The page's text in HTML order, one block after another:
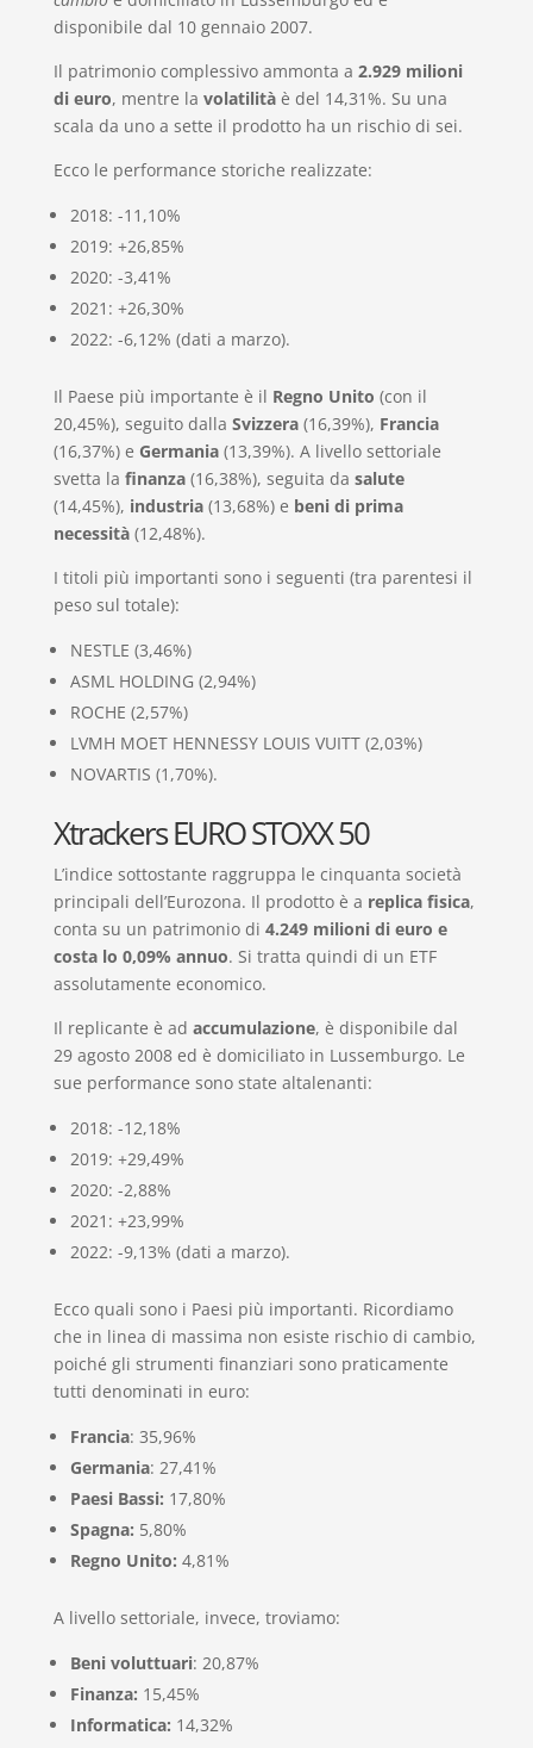
disponibile dal 10 gennaio 2007.
Il patrimonio complessivo ammonta a 2.929 milioni
di euro, mentre la volatilitàè del 14,31%. Su una
scala da uno a sette il prodotto ha un rischio di sei.
Ecco le performance storiche realizzate:
2018: -11,10%
2019: +26,85%
2020: -3,41%
2021: +26,30%
2022: -6,12% (dati a marzo).
Il Paese più importante è il Regno Unito (con il
20,45%), seguito dalla Svizzera(16,39%), Francia
(16,37%) e Germania(13,39%). A livello settoriale
svetta la finanza(16,38%), seguita da salute
(14,45%), industria(13,68%) e beni di prima
necessità(12,48%).
I titoli più importanti sono i seguenti (tra parentesi il
peso sul totale):
NESTLE (3,46%)
ASML HOLDING (2,94%)
ROCHE (2,57%)
LVMH MOET HENNESSY LOUIS VUITT (2,03%)
NOVARTIS (1,70%).
Xtrackers EURO STOXX 50
L’indice sottostante raggruppa le cinquanta società
principali dell’Eurozona. Il prodotto è a replica fisica,
conta su un patrimonio di 4.249 milioni di euro e
costa lo 0,09% annuo. Si tratta quindi di un ETF
assolutamente economico.
Il replicante è ad accumulazione, è disponibile dal
29 agosto 2008 ed è domiciliato in Lussemburgo. Le
sue performance sono state altalenanti:
2018: -12,18%
2019: +29,49%
2020: -2,88%
2021: +23,99%
2022: -9,13% (dati a marzo).
Ecco quali sono i Paesi più importanti. Ricordiamo
che in linea di massima non esiste rischio di cambio,
poiché gli strumenti finanziari sono praticamente
tutti denominati in euro:
Francia: 35,96%
Germania: 27,41%
Paesi Bassi: 17,80%
Spagna: 5,80%
Regno Unito: 4,81%
A livello settoriale, invece, troviamo:
Beni voluttuari: 20,87%
Finanza: 15,45%
Informatica: 14,32%